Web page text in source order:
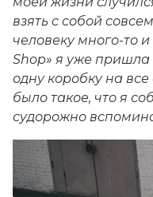
взять с собой
человеку много-то и
Shop» я уже пришла
одну коробку на
было такое, что я
судорожно